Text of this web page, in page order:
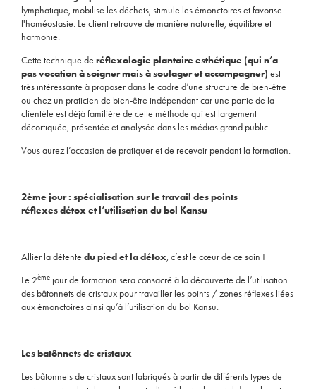
lymphatique, mobilise les déchets, stimule les émonctoires et favorise
l'homéostasie. Le client retrouve de manière naturelle, équilibre et
harmonie.
Cette technique de réflexologie plantaire esthétique (qui n’a
pas vocation à soigner mais à soulager et accompagner) est
très intéressante à proposer dans le cadre d’une structure de bien-être
ou chez un praticien de bien-être indépendant car une partie de la
clientèle est déjà familière de cette méthode qui est largement
décortiquée, présentée et analysée dans les médias grand public.
Vous aurez l’occasion de pratiquer et de recevoir pendant la formation.
2ème jour : spécialisation sur le travail des points
réflexes détox et l’utilisation du bol Kansu
Allier la détente du pied et la détox, c’est le cœur de ce soin !
Le 2ème jour de formation sera consacré à la découverte de l’utilisation
des bâtonnets de cristaux pour travailler les points / zones réflexes liées
aux émonctoires ainsi qu’à l’utilisation du bol Kansu.
Les batônnets de cristaux
Les bâtonnets de cristaux sont fabriqués à partir de différents types de